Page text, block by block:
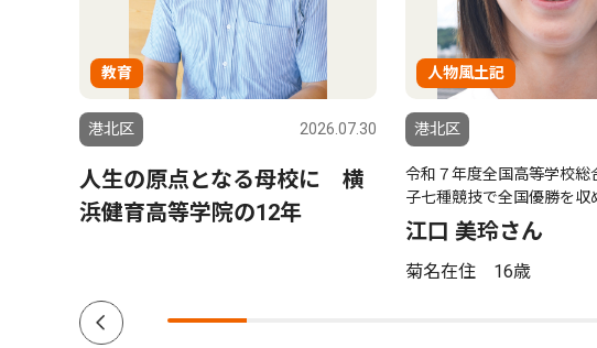
教育
港北区 2026.07.30
人生の原点となる母校に 横
浜健育高等学院の12年
人物風土記
港北区
令和７年度全国高等学校総
子七種競技で全国優勝を収
江口 美玲さん
菊名在住 16歳